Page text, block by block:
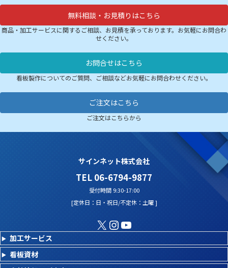
無料相談・お見積りはこちら
商品・加工サービスに関するご相談、お見積を承っております。お気軽にお問合わ
せください。
お問合せはこちら
看板製作についてのご質問、ご相談などお気軽にお問合わせください。
ご注文はこちら
ご注文はこちらから
サインネット株式会社
TEL 06-6794-9877
受付時間 9:30-17:00
[定休日：日・祝日/不定休：土曜 ]
X Instagram
YouTube
加工サービス
看板資材